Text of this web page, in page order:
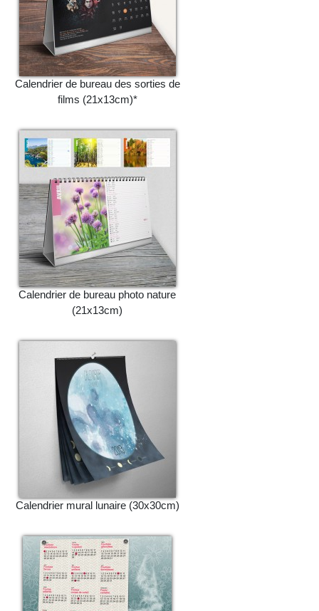
Calendrier de bureau des sorties de
films (21x13cm)*
Calendrier de bureau photo nature
(21x13cm)
Calendrier mural lunaire (30x30cm)